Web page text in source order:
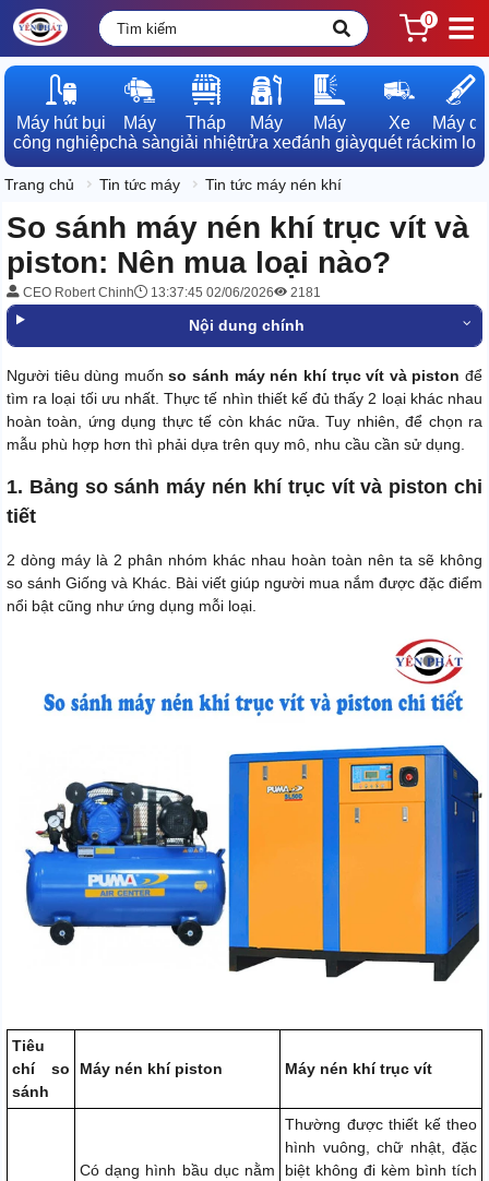
0
Máy hút bụi
công nghiệp
Máy
chà sàn
Tháp
giải nhiệt
Máy
rửa xe
Máy
đánh giày
Xe
quét rác
Máy dò
kim loại
Trang chủ Tin tức máy Tin tức máy nén khí
So sánh máy nén khí trục vít và
piston: Nên mua loại nào?
CEO Robert Chinh 13:37:45 02/06/2026 2181
Nội dung chính
Người tiêu dùng muốnso sánh máy nén khí trục vít và piston để
tìm ra loại tối ưu nhất. Thực tế nhìn thiết kế đủ thấy 2 loại khác nhau
hoàn toàn, ứng dụng thực tế còn khác nữa. Tuy nhiên, để chọn ra
mẫu phù hợp hơn thì phải dựa trên quy mô, nhu cầu cần sử dụng.
1. Bảng so sánh máy nén khí trục vít và piston chi
tiết
2 dòng máy là 2 phân nhóm khác nhau hoàn toàn nên ta sẽ không
so sánh Giống và Khác. Bài viết giúp người mua nắm được đặc điểm
nổi bật cũng như ứng dụng mỗi loại.
Tiêu
chí so
sánh
Máy nén khí piston Máy nén khí trục vít
Có dạng hình bầu dục nằm
Thường được thiết kế theo
hình vuông, chữ nhật, đặc
biệt không đi kèm bình tích